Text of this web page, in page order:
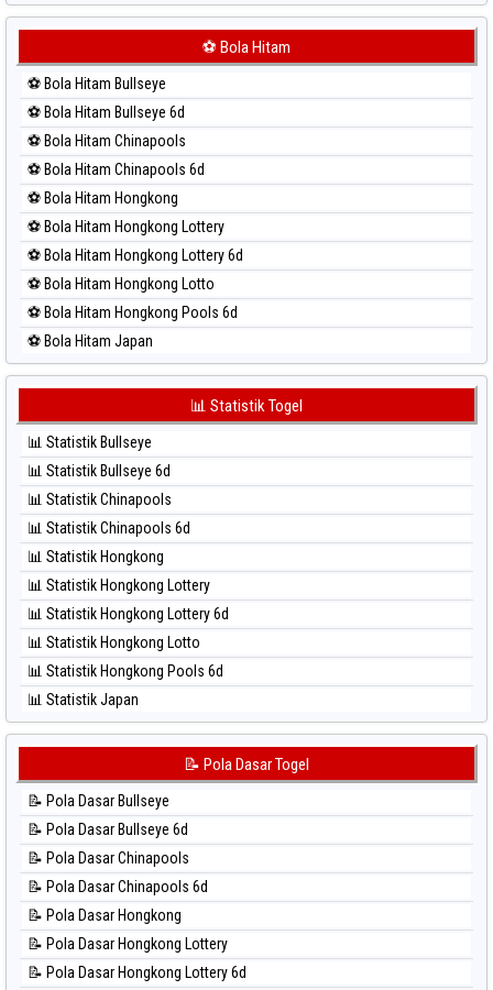
⚽ Bola Merah Japan 6d
⚽ Bola Merah Kuda Lari
⚽ Bola Merah Magnum Cambodia
⚽ Bola Merah Nagoya
⚽ Bola Merah North Carolina Day
⚽ Bola Merah Pcso
⚽ Bola Merah Sao Paulo
⚽ Bola Merah Singapore
⚽ Bola Merah Sydney
⚽ Bola Merah Sydney Lottery
⚽ Bola Merah Sydney Lottery 6d
⚽ Bola Merah Sydney Lotto
⚽ Bola Merah Taiwan
⚽ Bola Hitam
⚽ Bola Hitam Bullseye
⚽ Bola Hitam Bullseye 6d
⚽ Bola Hitam Chinapools
⚽ Bola Hitam Chinapools 6d
⚽ Bola Hitam Hongkong
⚽ Bola Hitam Hongkong Lottery
⚽ Bola Hitam Hongkong Lottery 6d
⚽ Bola Hitam Hongkong Lotto
⚽ Bola Hitam Hongkong Pools 6d
⚽ Bola Hitam Japan
⚽ Bola Hitam Japan 6d
⚽ Bola Hitam Kuda Lari
⚽ Bola Hitam Magnum Cambodia
⚽ Bola Hitam Nagoya
⚽ Bola Hitam North Carolina Day
⚽ Bola Hitam Pcso
⚽ Bola Hitam Sao Paulo
⚽ Bola Hitam Singapore
⚽ Bola Hitam Sydney
⚽ Bola Hitam Sydney Lottery
⚽ Bola Hitam Sydney Lottery 6d
⚽ Bola Hitam Sydney Lotto
⚽ Bola Hitam Taiwan
📊 Statistik Togel
📊 Statistik Bullseye
📊 Statistik Bullseye 6d
📊 Statistik Chinapools
📊 Statistik Chinapools 6d
📊 Statistik Hongkong
📊 Statistik Hongkong Lottery
📊 Statistik Hongkong Lottery 6d
📊 Statistik Hongkong Lotto
📊 Statistik Hongkong Pools 6d
📊 Statistik Japan
📊 Statistik Japan 6d
📊 Statistik Kuda Lari
📊 Statistik Magnum Cambodia
📊 Statistik Nagoya
📊 Statistik New York Midday
📊 Statistik North Carolina Day
📊 Statistik Pcso
📊 Statistik Pennsylvania Day
📊 Statistik Sao Paulo
📝 Pola Dasar Togel
📝 Pola Dasar Bullseye
📝 Pola Dasar Bullseye 6d
📝 Pola Dasar Chinapools
📝 Pola Dasar Chinapools 6d
📝 Pola Dasar Hongkong
📝 Pola Dasar Hongkong Lottery
📝 Pola Dasar Hongkong Lottery 6d